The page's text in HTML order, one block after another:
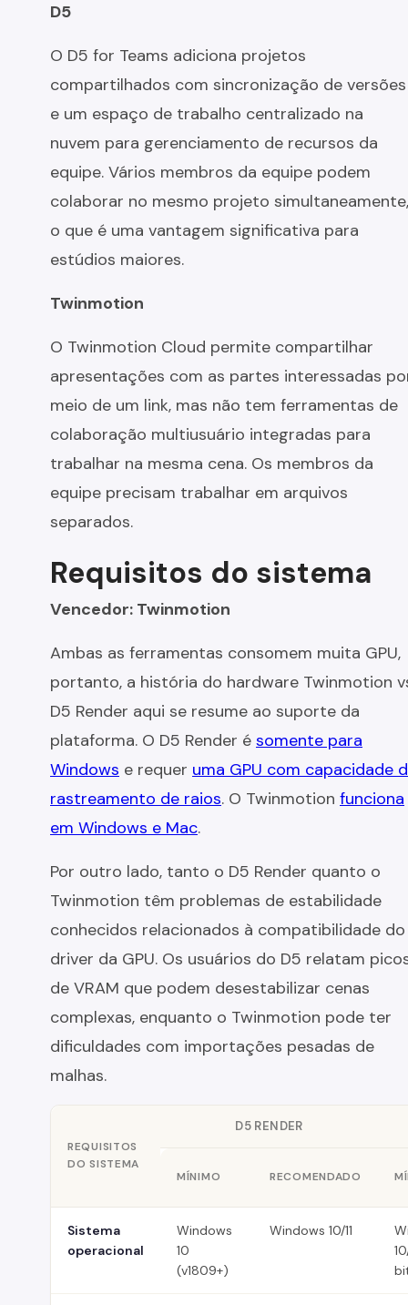
D5
O D5 for Teams adiciona projetos
compartilhados com sincronização de versões
e um espaço de trabalho centralizado na
nuvem para gerenciamento de recursos da
equipe. Vários membros da equipe podem
colaborar no mesmo projeto simultaneamente,
o que é uma vantagem significativa para
estúdios maiores.
Twinmotion
O Twinmotion Cloud permite compartilhar
apresentações com as partes interessadas
meio de um link, mas não tem ferramentas de
colaboração multiusuário integradas para
trabalhar na mesma cena. Os membros da
equipe precisam trabalhar em arquivos
separados.
Requisitos do sistema
Vencedor: Twinmotion
Ambas as ferramentas consomem muita GPU,
portanto, a história do hardware Twinmotion
D5 Render aqui se resume ao suporte da
plataforma. O D5 Render é somente para
Windows e requer uma GPU com capacidade
rastreamento de raios. O Twinmotion funciona
em Windows e Mac.
Por outro lado, tanto o D5 Render quanto o
Twinmotion têm problemas de estabilidade
conhecidos relacionados à compatibilidade do
driver da GPU. Os usuários do D5 relatam
de VRAM que podem desestabilizar cenas
complexas, enquanto o Twinmotion pode ter
dificuldades com importações pesadas de
malhas.
REQUISITOS
DO SISTEMA
D5 RENDER
MÍNIMO RECOMENDADO
Sistema
operacional
Windows
10
(v1809+)
Windows 10/11